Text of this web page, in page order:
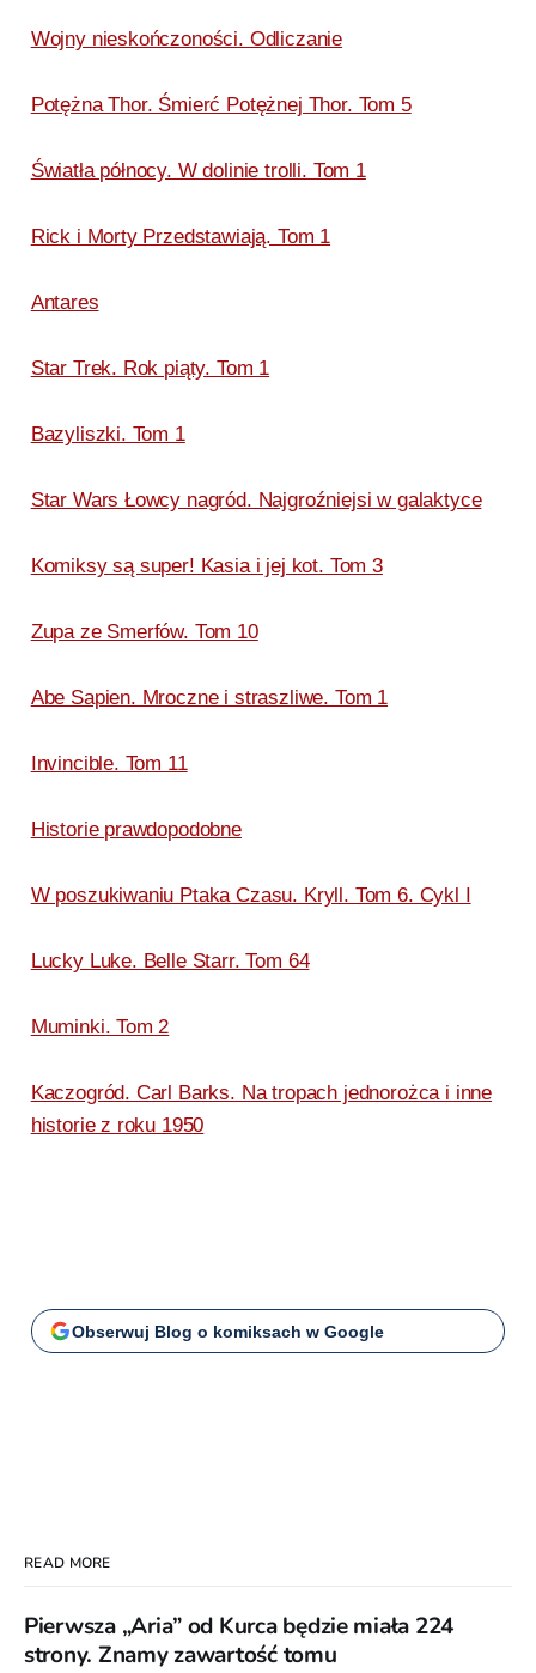
Wojny nieskończoności. Odliczanie
Potężna Thor. Śmierć Potężnej Thor. Tom 5
Światła północy. W dolinie trolli. Tom 1
Rick i Morty Przedstawiają. Tom 1
Antares
Star Trek. Rok piąty. Tom 1
Bazyliszki. Tom 1
Star Wars Łowcy nagród. Najgroźniejsi w galaktyce
Komiksy są super! Kasia i jej kot. Tom 3
Zupa ze Smerfów. Tom 10
Abe Sapien. Mroczne i straszliwe. Tom 1
Invincible. Tom 11
Historie prawdopodobne
W poszukiwaniu Ptaka Czasu. Kryll. Tom 6. Cykl I
Lucky Luke. Belle Starr. Tom 64
Muminki. Tom 2
Kaczogród. Carl Barks. Na tropach jednorożca i inne
historie z roku 1950
Obserwuj Blog o komiksach w Google
READ MORE
Pierwsza „Aria” od Kurca będzie miała 224
strony. Znamy zawartość tomu